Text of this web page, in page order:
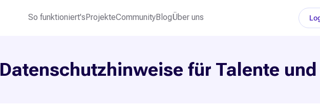
So funktioniert'sProjekteCommunityBlogÜber uns
Datenschutzhinweise für Talente